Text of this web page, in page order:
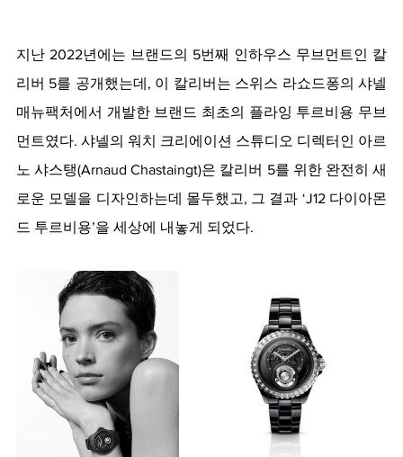
지난 2022년에는 브랜드의 5번째 인하우스 무브먼트인 칼
리버 5를 공개했는데, 이 칼리버는 스위스 라쇼드퐁의 샤넬
매뉴팩처에서 개발한 브랜드 최초의 플라잉 투르비용 무브
먼트였다. 샤넬의 워치 크리에이션 스튜디오 디렉터인 아르
노 샤스탱(Arnaud Chastaingt)은 칼리버 5를 위한 완전히 새
로운 모델을 디자인하는데 몰두했고, 그 결과 ‘J12 다이아몬
드 투르비용’을 세상에 내놓게 되었다.